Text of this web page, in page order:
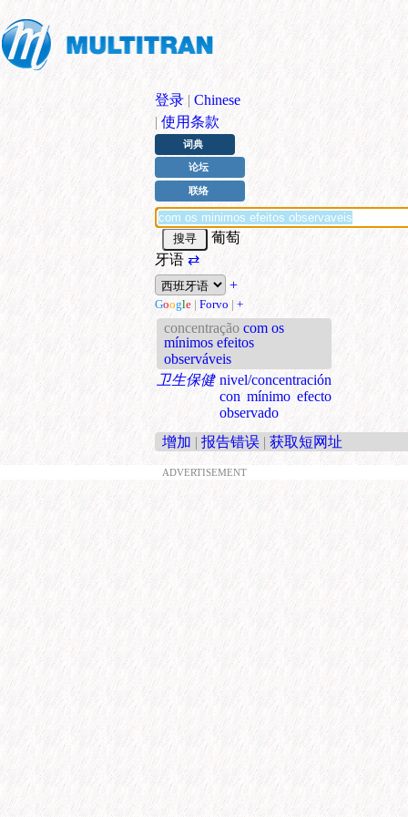
登录 | Chinese
| 使用条款
词典
论坛
联络
葡萄
牙语⇄
+
Google | Forvo | +
concentração com os
mínimos efeitos
observáveis
卫生保健 nivel/concentración
con mínimo efecto
observado
增加 | 报告错误 | 获取短网址
ADVERTISEMENT